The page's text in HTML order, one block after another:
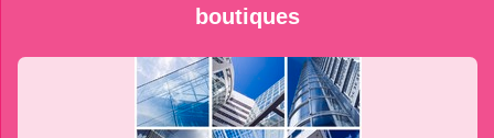
boutiques